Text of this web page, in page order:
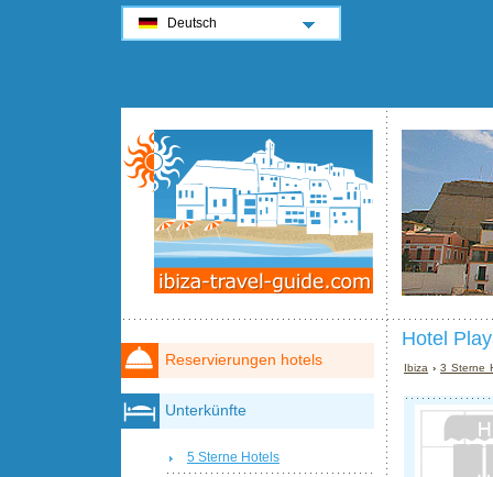
Hotel
Ibiza ›3 Sterne
Reservierungen hotels
Unterkünfte
5 Sterne Hotels
Deutsch